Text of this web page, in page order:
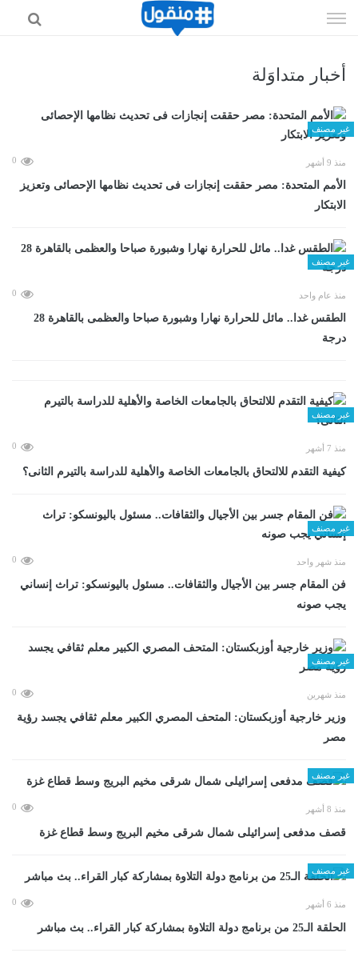
الى
أخبار متداوَلة
غير مصنف
منذ 9 أشهر 0
الأمم المتحدة: مصر حققت إنجازات فى تحديث نظامها الإحصائى وتعزيز
الابتكار
غير مصنف
منذ عام واحد 0
الطقس غدا.. مائل للحرارة نهارا وشبورة صباحا والعظمى بالقاهرة 28
درجة
غير مصنف
منذ 7 أشهر 0
كيفية التقدم للالتحاق بالجامعات الخاصة والأهلية للدراسة بالتيرم الثانى؟
غير مصنف
منذ شهر واحد 0
فن المقام جسر بين الأجيال والثقافات.. مسئول باليونسكو: تراث إنساني
يجب صونه
غير مصنف
منذ شهرين 0
وزير خارجية أوزبكستان: المتحف المصري الكبير معلم ثقافي يجسد رؤية
مصر
غير مصنف
منذ 8 أشهر 0
قصف مدفعى إسرائيلى شمال شرقى مخيم البريج وسط قطاع غزة
غير مصنف
منذ 6 أشهر 0
الحلقة الـ25 من برنامج دولة التلاوة بمشاركة كبار القراء.. بث مباشر